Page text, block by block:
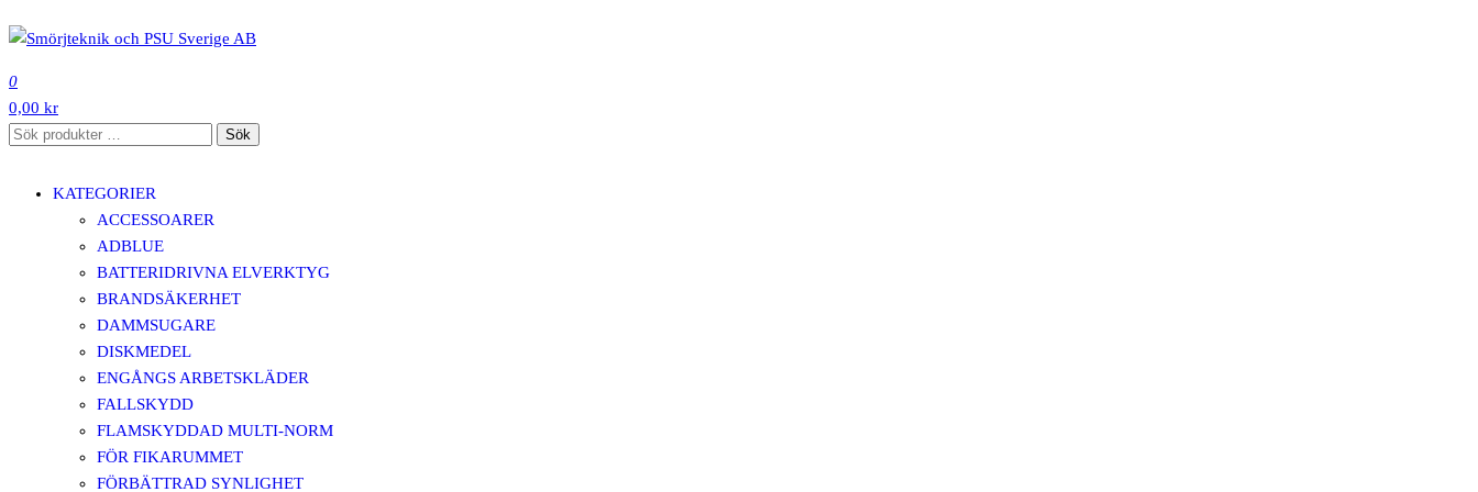
till
innehåll
0
0,00 kr
Sök
Sök
KATEGORIER
ACCESSOARER
ADBLUE
BATTERIDRIVNA ELVERKTYG
BRANDSÄKERHET
DAMMSUGARE
DISKMEDEL
ENGÅNGS ARBETSKLÄDER
FALLSKYDD
FLAMSKYDDAD MULTI-NORM
FÖR FIKARUMMET
FÖRBÄTTRAD SYNLIGHET